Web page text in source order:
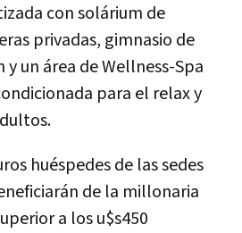
con solárium de
privadas, gimnasio de
un área de Wellness-Spa
para el relax y
huéspedes de las sedes
de la millonaria
a los u$s450